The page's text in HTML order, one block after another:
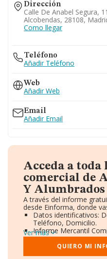
Dirección
Calle De Anabel Segura,
Alcobendas, 28108,
Como llegar
Teléfono
Añadir Teléfono
Web
Añadir Web
Email
Añadir Email
Acceda a
comercial de
Y Alumbrados
A través del informe
desde Einforma, donde
Datos identificativos:
Teléfono, Domicilio.
Informe Mercantil
Gráficos de Evolución
Consejo de
Directivos y Ejecutivos.
Ver más
QUIERO MI